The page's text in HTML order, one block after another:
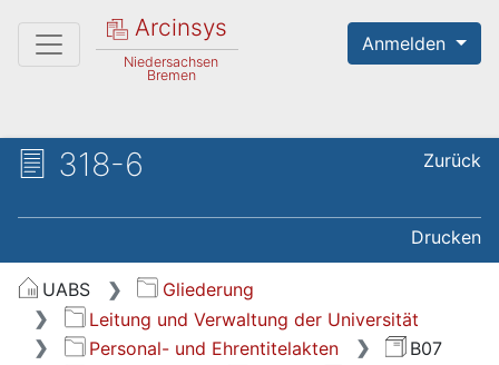
Arcinsys
Niedersachsen
Bremen
Anmelden
318-6 Zurück
Drucken
UABS
Gliederung
Leitung und Verwaltung der Universität
Personal- und Ehrentitelakten
B07